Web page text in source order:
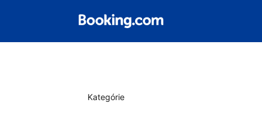
Kategórie